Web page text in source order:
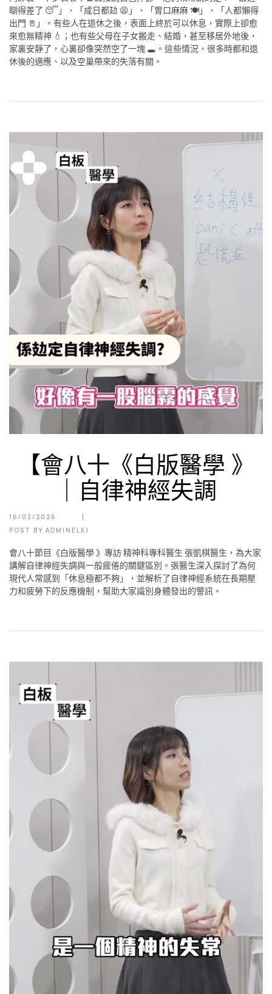
瞓得差了 😴」、「成日都攰 😫」、「胃口麻麻 🍽️」、「人都懶得
出門 🚪」。有些人在退休之後，表面上終於可以休息，實際上卻愈
來愈無精神 💧；也有些父母在子女搬走、結婚，甚至移居外地後，
家裏安靜了，心裏卻像突然空了一塊 🕳️。這些情況，很多時都和退
休後的適應、以及空巢帶來的失落有關。
【會八十《白版醫學 》
｜自律神經失調
16/03/2026
POST BY ADMINELKI
會八十節目《白版醫學 》專訪 精神科專科醫生 張凱棋醫生，為大家
講解自律神經失調與一般疲倦的關鍵區別。張醫生深入探討了為何
現代人常感到「休息極都不夠」，並解析了自律神經系統在長期壓
力和疲勞下的反應機制，幫助大家識別身體發出的警訊。